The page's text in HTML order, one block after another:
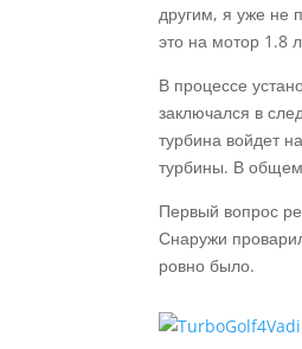
другим, я уже не
это на мотор 1.8
В процессе
заключался в
турбина войдет
турбины. В общем
Первый вопрос
Снаружи
ровно было.